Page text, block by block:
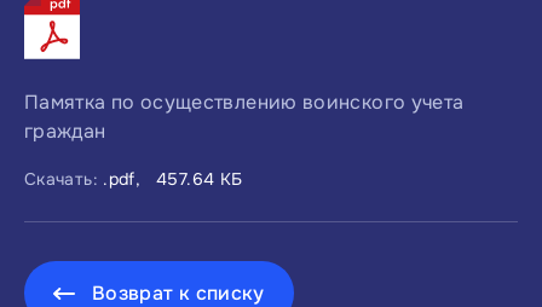
Памятка по осуществлению воинского учета
граждан
Скачать: .pdf, 457.64 КБ
Возврат к списку